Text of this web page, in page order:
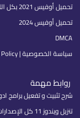
تحميل أوفيس 2021 بكل اللغات
تحميل أوفيس 2024
DMCA
سياسة الخصوصية | Privacy Policy
روابط مهمة
شرح تثبيت و تفعيل برامج ادوبي
تنزيل ويندوز 11 كل الإصدارات